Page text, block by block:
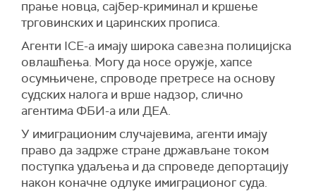
прање новца, сајбер-криминал и кршење
трговинских и царинских прописа.
Агенти ICE-а имају широка савезна полицијска
овлашћења. Могу да носе оружје, хапсе
осумњичене, спроводе претресе на основу
судских налога и врше надзор, слично
агентима ФБИ-а или ДЕА.
У имиграционим случајевима, агенти имају
право да задрже стране држављане током
поступка удаљења и да спроведе депортацију
након коначне одлуке имиграционог суда.